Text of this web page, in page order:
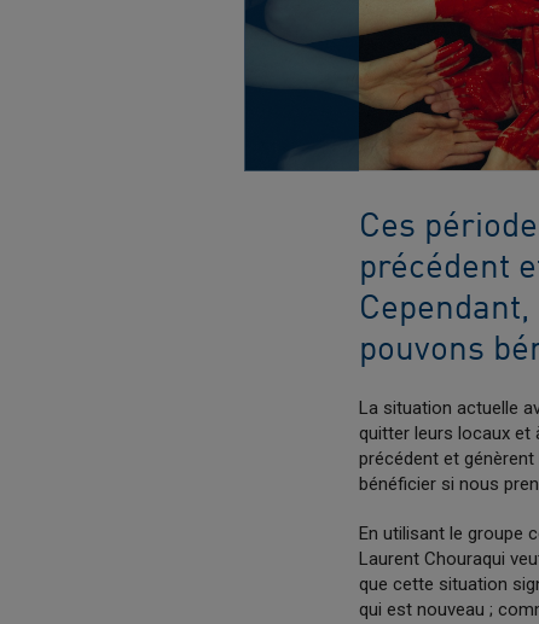
Ces
précédent
pouvons
La situation actuelle
quitter leurs locaux et
précédent et
bénéficier si nous
En utilisant le groupe
Laurent Chouraqui
que cette situation
qui est nouveau ;